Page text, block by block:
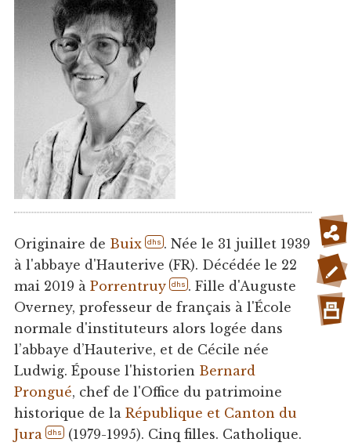
Originaire de Buix dhs . Née le 31 juillet 1939
à l'abbaye d'Hauterive (FR). Décédée le 22
mai 2019 à Porrentruy dhs . Fille d'Auguste
Overney, professeur de français à l'École
normale d'instituteurs alors logée dans
l’abbaye d’Hauterive, et de Cécile née
Ludwig. Épouse l'historien Bernard
Prongué, chef de l'Office du patrimoine
historique de la République et Canton du
Jura
dhs (1979-1995). Cinq filles. Catholique.